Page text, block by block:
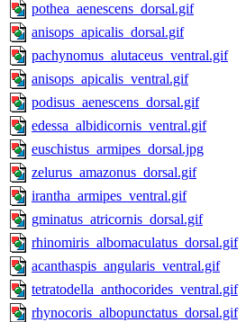
pothea_aenescens_dorsal.gif
anisops_apicalis_dorsal.gif
pachynomus_alutaceus_ventral.gif
anisops_apicalis_ventral.gif
podisus_aenescens_dorsal.gif
edessa_albidicornis_ventral.gif
euschistus_armipes_dorsal.jpg
zelurus_amazonus_dorsal.gif
irantha_armipes_ventral.gif
gminatus_atricornis_dorsal.gif
rhinomiris_albomaculatus_dorsal.gif
acanthaspis_angularis_ventral.gif
tetratodella_anthocorides_ventral.gif
rhynocoris_albopunctatus_dorsal.gif